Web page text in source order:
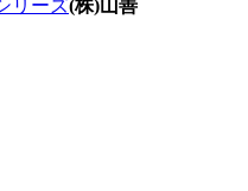
リーズ(株)山善